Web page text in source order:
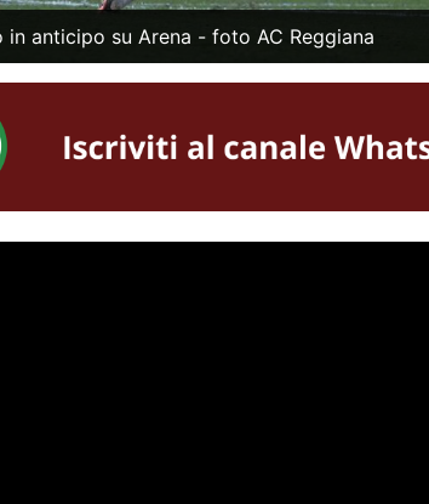
in anticipo su Arena - foto AC Reggiana